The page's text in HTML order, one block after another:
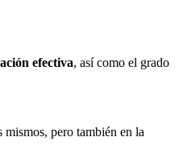
efectiva, así como el grado
mismos, pero también en la